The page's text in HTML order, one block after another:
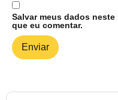
Salvar meus dados
que eu comentar.